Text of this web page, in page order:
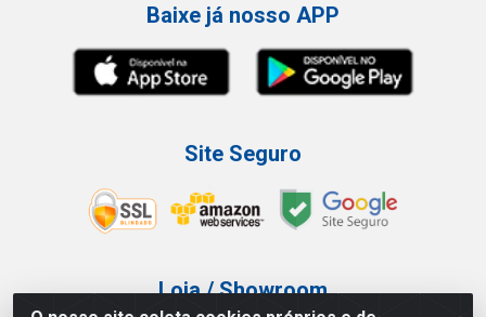
Baixe já nosso APP
Site Seguro
Loja / Showroom